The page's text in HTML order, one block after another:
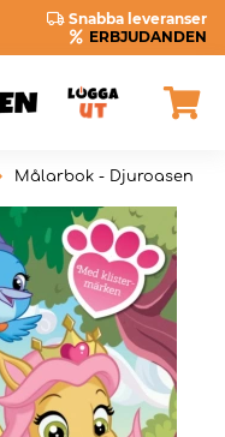
Snabba leveranser
ERBJUDANDEN
Målarbok - Djuroasen